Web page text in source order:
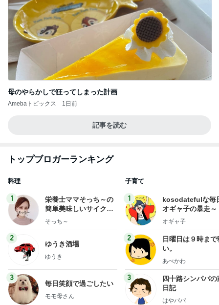
母のやらかしで狂ってしまった計画
Amebaトピックス 1日前
記事を読む
トップブロガーランキング
料理
1
栄養士ママそっち～の
簡単美味しいサイクル
献立
そっち～
2
ゆうき酒場
ゆうき
3
毎日笑顔で過ごしたい
モモ母さん
子育て
1
kosodatefulな毎
オギャ子の暴走～
オギャ子
2
日曜日は９時まで
い。
あべかわ
3
四十路シンパパの
日記
はやパパ